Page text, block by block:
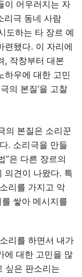
이 어우러지는 자
리극 동네 사람
도하는 타 장르 예
련됐다. 이 자리에
, 작창부터 대본
하우에 대한 고민
의 본질’을 고찰
의 본질은 소리꾼
. 소리극을 만들
”은 다른 장르의
의견이 나왔다. 특
리를 가지고 악
쌓아 메시지를
리를 하면서 내가
에 대한 고민을 많
싶은 판소리는